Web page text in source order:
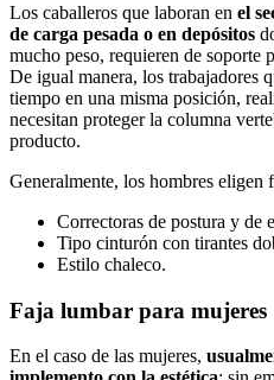
Los caballeros que laboran en el
de carga pesada o en depósitos
mucho peso, requieren de soporte
De igual manera, los trabajadores
tiempo en una misma posición,
necesitan proteger la columna
producto.
Generalmente, los hombres eligen
Correctoras de postura y de
Tipo cinturón con tirantes
Estilo chaleco.
Faja lumbar para mujeres
En el caso de las mujeres,